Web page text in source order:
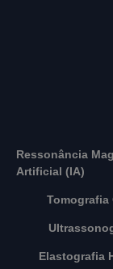
Ressonância
Artificial (IA)
Tomografia
Elastografia